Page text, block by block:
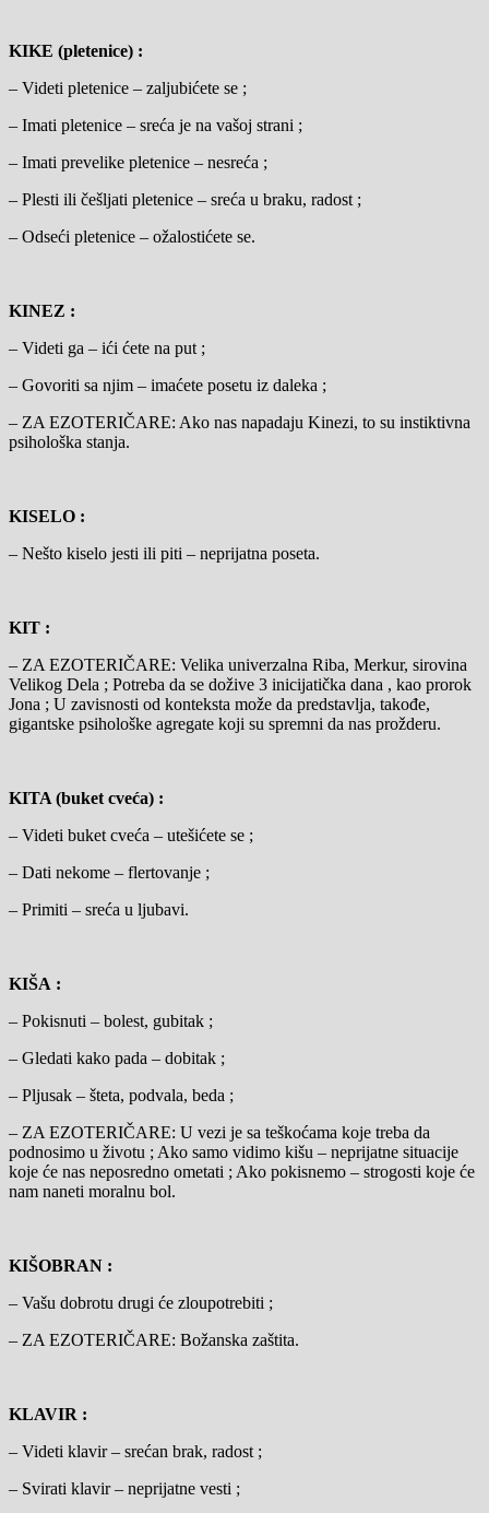
KIKE (pletenice) :
– Videti pletenice – zaljubićete se ;
– Imati pletenice – sreća je na vašoj strani ;
– Imati prevelike pletenice – nesreća ;
– Plesti ili češljati pletenice – sreća u braku, radost ;
– Odseći pletenice – ožalostićete se.
KINEZ :
– Videti ga – ići ćete na put ;
– Govoriti sa njim – imaćete posetu iz daleka ;
– ZA EZOTERIČARE: Ako nas napadaju Kinezi, to su instiktivna
psihološka stanja.
KISELO :
– Nešto kiselo jesti ili piti – neprijatna poseta.
KIT :
– ZA EZOTERIČARE: Velika univerzalna Riba, Merkur, sirovina
Velikog Dela ; Potreba da se dožive 3 inicijatička dana , kao prorok
Jona ; U zavisnosti od konteksta može da predstavlja, takođe,
gigantske psihološke agregate koji su spremni da nas prožderu.
KITA (buket cveća) :
– Videti buket cveća – utešićete se ;
– Dati nekome – flertovanje ;
– Primiti – sreća u ljubavi.
KIŠA :
– Pokisnuti – bolest, gubitak ;
– Gledati kako pada – dobitak ;
– Pljusak – šteta, podvala, beda ;
– ZA EZOTERIČARE: U vezi je sa teškoćama koje treba da
podnosimo u životu ; Ako samo vidimo kišu – neprijatne situacije
koje će nas neposredno ometati ; Ako pokisnemo – strogosti koje će
nam naneti moralnu bol.
KIŠOBRAN :
– Vašu dobrotu drugi će zloupotrebiti ;
– ZA EZOTERIČARE: Božanska zaštita.
KLAVIR :
– Videti klavir – srećan brak, radost ;
– Svirati klavir – neprijatne vesti ;